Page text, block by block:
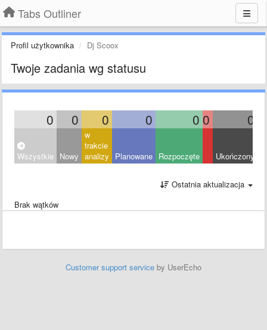
Tabs Outliner
Profil użytkownika Dj Scoox
Twoje zadania wg statusu
0 0 0 0 0 0 0
Wszystkie Nowy
w
trakcie
analizy
Planowane Rozpoczęte Ukończony
Ostatnia aktualizacja
Brak wątków
Customer support service by UserEcho